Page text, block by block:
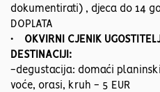
dokumentirati) , djeca do 14
DOPLATA
• OKVIRNI CJENIK
DESTINACIJI:
-degustacija: domaći
voće, orasi, kruh - 5 EUR